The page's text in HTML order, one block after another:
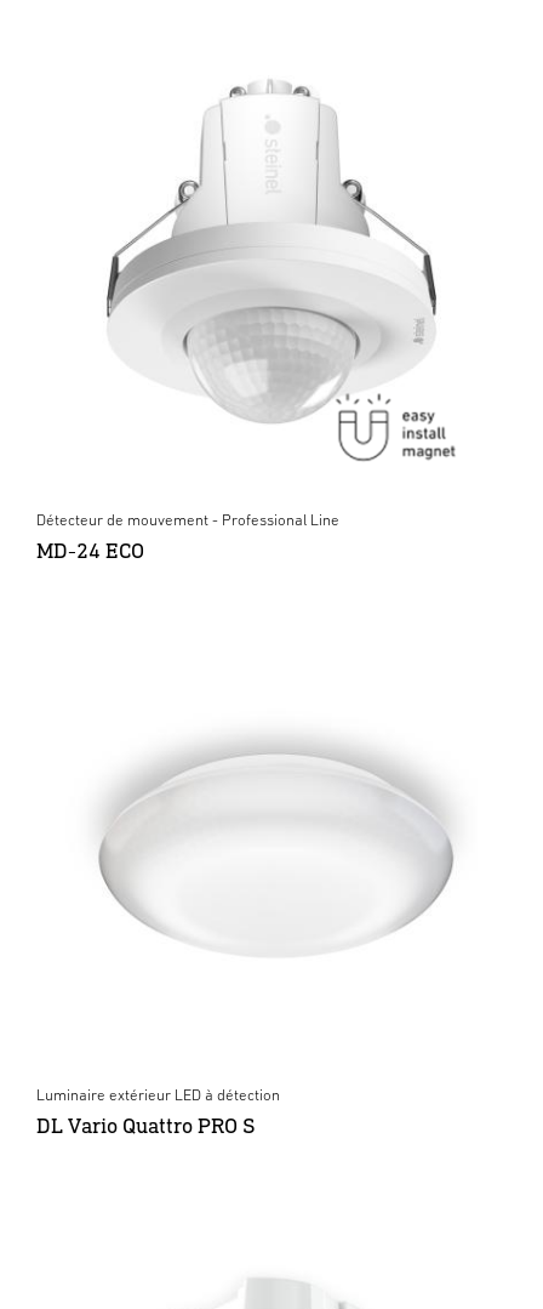
Détecteur de mouvement - Professional Line
MD-24 ECO
Luminaire extérieur LED à détection
DL Vario Quattro PRO S